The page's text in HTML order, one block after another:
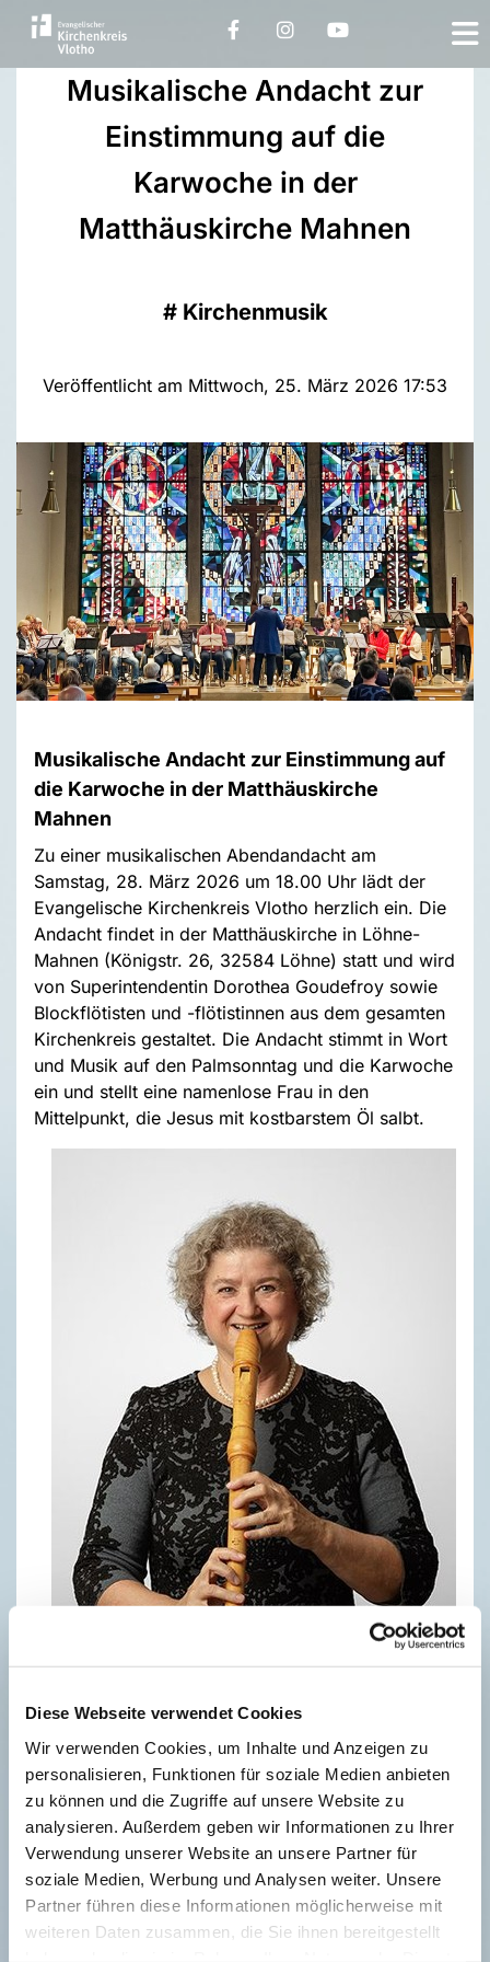
Diese Webseite verwendet Cookies
Wir verwenden Cookies, um Inhalte und Anzeigen zu
personalisieren, Funktionen für soziale Medien anbieten
zu können und die Zugriffe auf unsere Website zu
analysieren. Außerdem geben wir Informationen zu Ihrer
Verwendung unserer Website an unsere Partner für
soziale Medien, Werbung und Analysen weiter. Unsere
Partner führen diese Informationen möglicherweise mit
weiteren Daten zusammen, die Sie ihnen bereitgestellt
Musikalische Andacht zur
Einstimmung auf die
Karwoche in der
Matthäuskirche Mahnen
# Kirchenmusik
Veröffentlicht am Mittwoch, 25. März 2026 17:53
Musikalische Andacht zur Einstimmung auf
die Karwoche in der Matthäuskirche
Mahnen
Zu einer musikalischen Abendandacht am
Samstag, 28. März 2026 um 18.00 Uhr lädt der
Evangelische Kirchenkreis Vlotho herzlich ein. Die
Andacht findet in der Matthäuskirche in Löhne-
Mahnen (Königstr. 26, 32584 Löhne) statt und wird
von Superintendentin Dorothea Goudefroy sowie
Blockflötisten und -flötistinnen aus dem gesamten
Kirchenkreis gestaltet. Die Andacht stimmt in Wort
und Musik auf den Palmsonntag und die Karwoche
ein und stellt eine namenlose Frau in den
Mittelpunkt, die Jesus mit kostbarstem Öl salbt.
Bereits am Samstagvormittag treffen sich ca. 40
engagierte Musiker und Musikerinnen zum
mittlerweile dritten Blockflötentag des Ev.
Kirchenkreises Vlotho unter der Leitung von
Elisabeth Schwanda. Die Leiterin des
Blockflötentags ist Dozentin an der Hochschule für
Kirchenmusik, Kursleiterin für Alte und Neue Musik